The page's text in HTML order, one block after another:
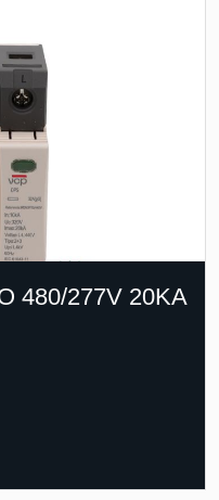
480/277V 20KA